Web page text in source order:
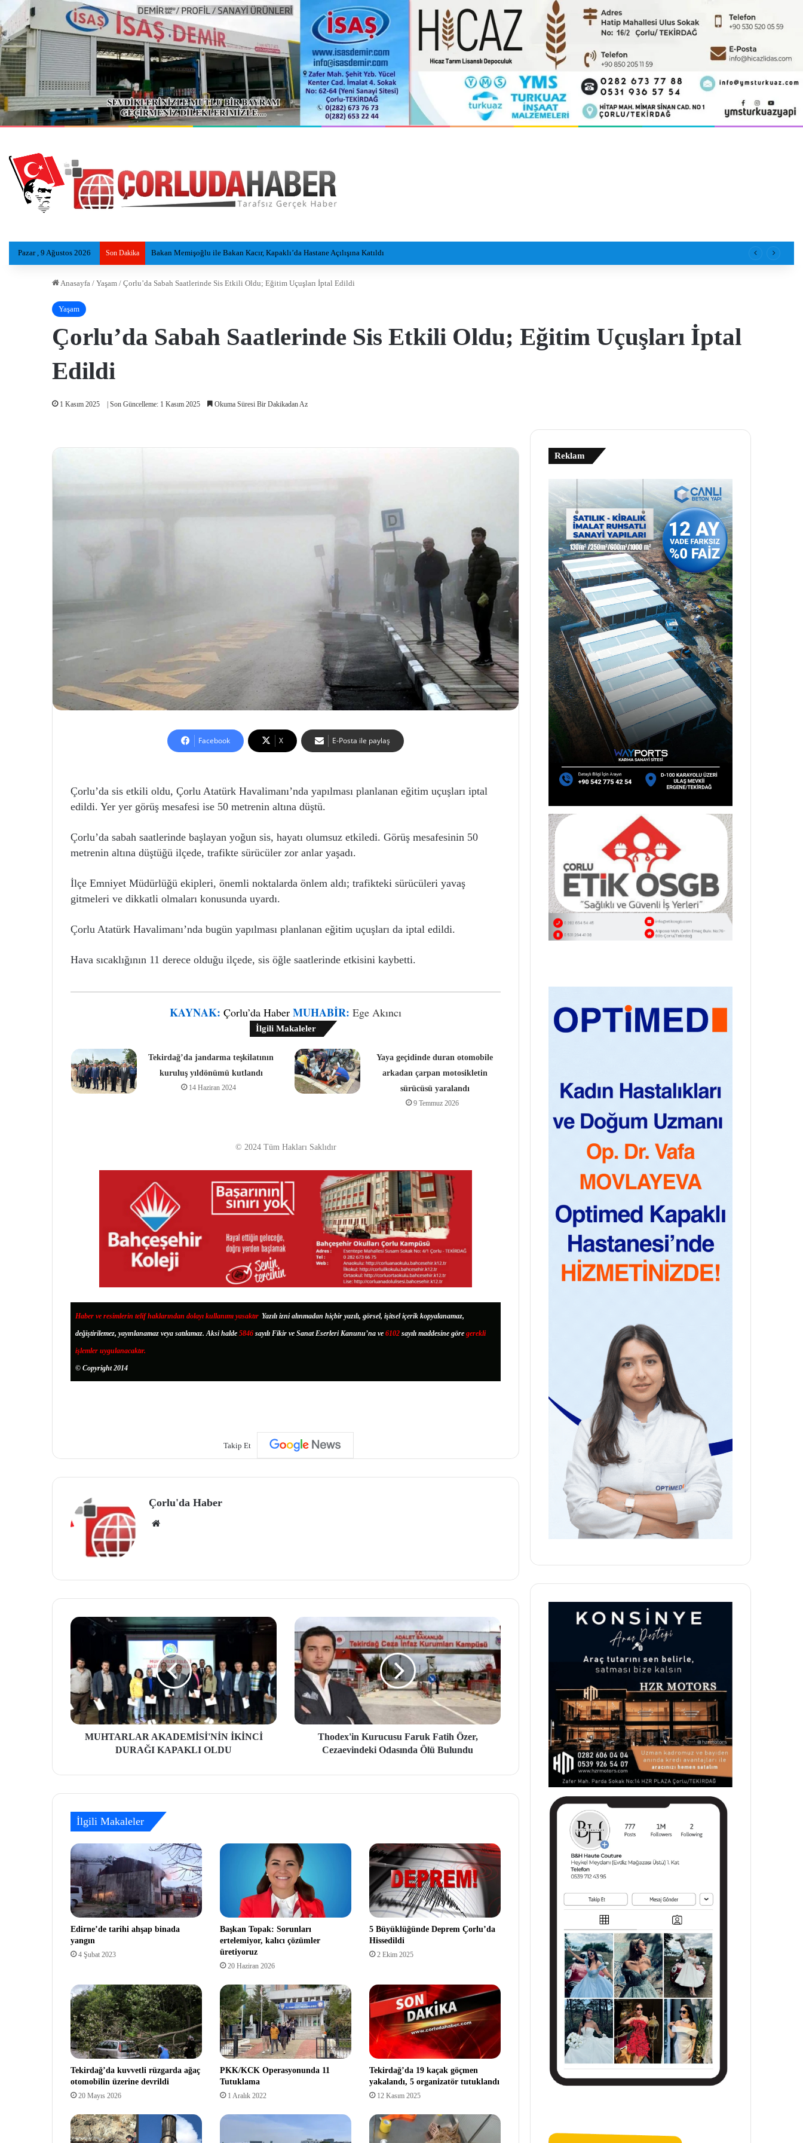
Pazar , 9 Ağustos 2026 Son Dakika Su kanalına çarpan otomobilin sürücüsü yaralandı
Anasayfa / Yaşam / Çorlu’da Sabah Saatlerinde Sis Etkili Oldu; Eğitim Uçuşları İptal Edildi
Yaşam
Çorlu’da Sabah Saatlerinde Sis Etkili Oldu; Eğitim Uçuşları İptal
Edildi
1 Kasım 2025 | Son Güncelleme: 1 Kasım 2025 Okuma Süresi Bir Dakikadan Az
Facebook X E-Posta ile paylaş
Çorlu’da sis etkili oldu, Çorlu Atatürk Havalimanı’nda yapılması planlanan eğitim uçuşları iptal
edildi. Yer yer görüş mesafesi ise 50 metrenin altına düştü.
Çorlu’da sabah saatlerinde başlayan yoğun sis, hayatı olumsuz etkiledi. Görüş mesafesinin 50
metrenin altına düştüğü ilçede, trafikte sürücüler zor anlar yaşadı.
İlçe Emniyet Müdürlüğü ekipleri, önemli noktalarda önlem aldı; trafikteki sürücüleri yavaş
gitmeleri ve dikkatli olmaları konusunda uyardı.
Çorlu Atatürk Havalimanı’nda bugün yapılması planlanan eğitim uçuşları da iptal edildi.
Hava sıcaklığının 11 derece olduğu ilçede, sis öğle saatlerinde etkisini kaybetti.
KAYNAK: Çorlu’da Haber MUHABIR: Ege Akıncı
İlgili Makaleler
Tekirdağ’da jandarma teşkilatının
kuruluş yıldönümü kutlandı
14 Haziran 2024
Yaya geçidinde duran otomobile
arkadan çarpan motosikletin
sürücüsü yaralandı
9 Temmuz 2026
© 2024 Tüm Hakları Saklıdır
Haber ve resimlerin telif haklarından dolayı kullanımı yasaktır. Yazılı izni alınmadan hiçbir yazılı, görsel, işitsel içerik kopyalanamaz,
değiştirilemez, yayınlanamaz veya satılamaz. Aksi halde 5846 sayılı Fikir ve Sanat Eserleri Kanunu’na ve 6102 sayılı maddesine göre gerekli
işlemler uygulanacaktır.
© Copyright 2014
Takip Et
Çorlu'da Haber
MUHTARLAR AKADEMİSİ'NİN İKİNCİ
DURAĞI KAPAKLI OLDU
Thodex'in Kurucusu Faruk Fatih Özer,
Cezaevindeki Odasında Ölü Bulundu
İlgili Makaleler
Edirne’de tarihi ahşap binada
yangın
4 Şubat 2023
Başkan Topak: Sorunları
ertelemiyor, kalıcı çözümler
üretiyoruz
20 Haziran 2026
5 Büyüklüğünde Deprem Çorlu’da
Hissedildi
2 Ekim 2025
Tekirdağ’da kuvvetli rüzgarda ağaç
otomobilin üzerine devrildi
20 Mayıs 2026
PKK/KCK Operasyonunda 11
Tutuklama
1 Aralık 2022
Tekirdağ’da 19 kaçak göçmen
yakalandı, 5 organizatör tutuklandı
12 Kasım 2025
Reklam